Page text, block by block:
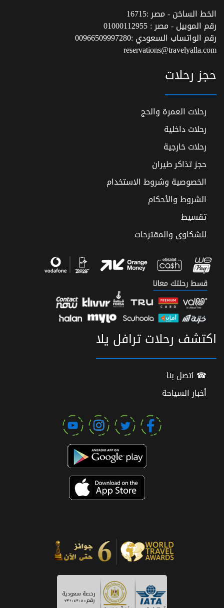
الخط الساخن - مصر :16715
رقم الموبيل - مصر :
رقم الواتساب السعودي :00966509997280
reservations@travelyalla.com
حجز رحلات
رحلات العمرة والحج
رحلات داخلية
رحلات خارجية
حجز تذاكر طيران
الخصوصية وشروط الاستخدام
الشروط والأحكام
تقسيط
للشكاوى والمقترحات
اكتشف رحلات ترافل يلا
☎ اتصل بنا
أخبار السياحة